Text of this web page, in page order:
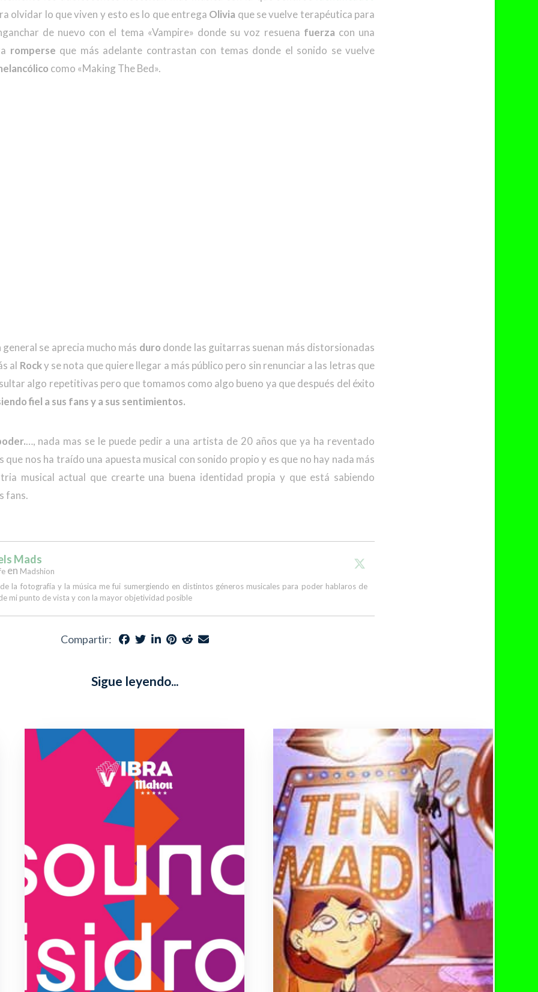
olvidar lo que viven y esto es lo que entrega Olivia que se vuelve terapéutica para
de nuevo con el tema «Vampire» donde su voz resuena fuerza con una
romperse que más adelante contrastan con temas donde el sonido se vuelve
como «Making The Bed».
general se aprecia mucho más duro donde las guitarras suenan más distorsionadas
al Rocky se nota que quiere llegar a más público pero sin renunciar a las letras que
algo repetitivas pero que tomamos como algo bueno ya que después del éxito
fiel a sus fans y a sus sentimientos.
…, nada mas se le puede pedir a una artista de 20 años que ya ha reventado
nos ha traído una apuesta musical con sonido propio y es que no hay nada más
musical actual que crearte una buena identidad propia y que está sabiendo
fans.
Mads
en Madshion
la fotografía y la música me fui sumergiendo en distintos géneros musicales para poder hablaros de
mi punto de vista y con la mayor objetividad posible
Compartir:
Sigue leyendo...